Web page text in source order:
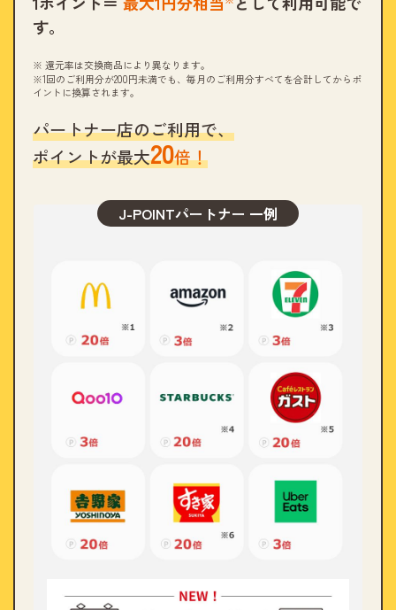
す。
※ 還元率は交換商品により異なります。
※1回のご利用分が200円未満でも、毎月のご利用分すべてを合計してからポ
イントに換算されます。
パートナー店のご利用で、
ポイントが最大20倍！
J-POINTパートナー 一例